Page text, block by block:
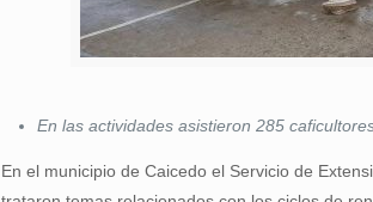
En las actividades asistieron 285
En el municipio de Caicedo el Servicio de